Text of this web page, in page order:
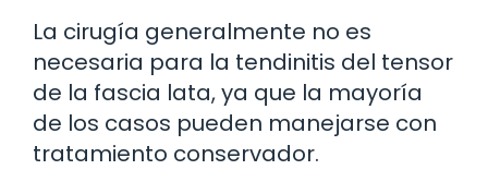
La cirugía generalmente no es
necesaria para la tendinitis del tensor
de la fascia lata, ya que la mayoría
de los casos pueden manejarse con
tratamiento conservador.